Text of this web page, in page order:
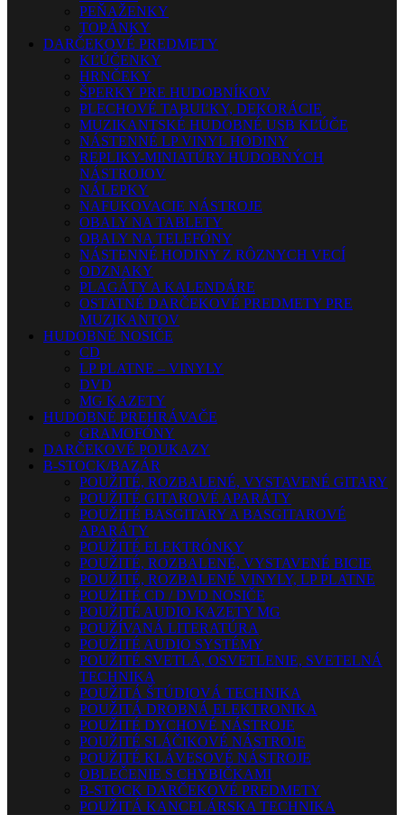
PEŇAŽENKY
TOPÁNKY
DARČEKOVÉ PREDMETY
KĽÚČENKY
HRNČEKY
ŠPERKY PRE HUDOBNÍKOV
PLECHOVÉ TABUĽKY, DEKORÁCIE
MUZIKANTSKÉ HUDOBNÉ USB KĽÚČE
NÁSTENNÉ LP VINYL HODINY
REPLIKY-MINIATÚRY HUDOBNÝCH
NÁSTROJOV
NÁLEPKY
NAFUKOVACIE NÁSTROJE
OBALY NA TABLETY
OBALY NA TELEFÓNY
NÁSTENNÉ HODINY Z RÔZNYCH VECÍ
ODZNAKY
PLAGÁTY A KALENDÁRE
OSTATNÉ DARČEKOVÉ PREDMETY PRE
MUZIKANTOV
HUDOBNÉ NOSIČE
CD
LP PLATNE – VINYLY
DVD
MG KAZETY
HUDOBNÉ PREHRÁVAČE
GRAMOFÓNY
DARČEKOVÉ POUKAZY
B-STOCK/BAZÁR
POUŽITÉ, ROZBALENÉ, VYSTAVENÉ GITARY
POUŽITÉ GITAROVÉ APARÁTY
POUŽITÉ BASGITARY A BASGITAROVÉ
APARÁTY
POUŽITÉ ELEKTRÓNKY
POUŽITÉ, ROZBALENÉ, VYSTAVENÉ BICIE
POUŽITÉ, ROZBALENÉ VINYLY, LP PLATNE
POUŽITÉ CD / DVD NOSIČE
POUŽITÉ AUDIO KAZETY MG
POUŽÍVANÁ LITERATÚRA
POUŽITÉ AUDIO SYSTÉMY
POUŽITÉ SVETLÁ, OSVETLENIE, SVETELNÁ
TECHNIKA
POUŽITÁ ŠTÚDIOVÁ TECHNIKA
POUŽITÁ DROBNÁ ELEKTRONIKA
POUŽITÉ DYCHOVÉ NÁSTROJE
POUŽITÉ SLÁČIKOVÉ NÁSTROJE
POUŽITÉ KLÁVESOVÉ NÁSTROJE
OBLEČENIE S CHYBIČKAMI
B-STOCK DARČEKOVÉ PREDMETY
POUŽITÁ KANCELÁRSKA TECHNIKA